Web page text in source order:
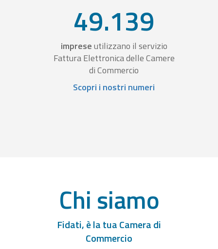
49.139
impreseutilizzano il servizio
Fattura Elettronica delle Camere
di Commercio
Scopri i nostri numeri
Chi siamo
Fidati, è la tua Camera di
Commercio